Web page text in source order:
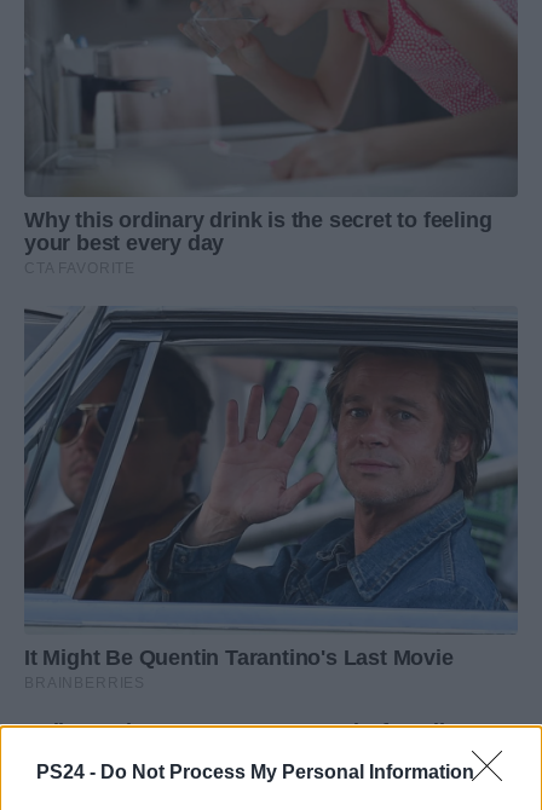
PS24 - Do Not Process My Personal Information